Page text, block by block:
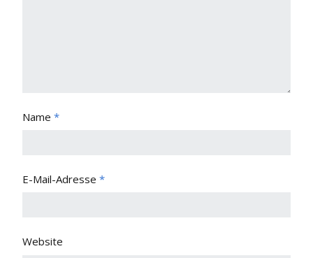
Name *
E-Mail-Adresse *
Website